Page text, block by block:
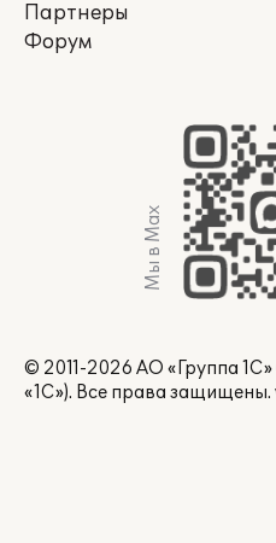
Партнеры
Форум
Мы в Max
© 2011-2026 АО «Группа
«1С»). Все права защищены.